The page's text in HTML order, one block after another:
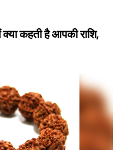
कहती है आपकी राशि,